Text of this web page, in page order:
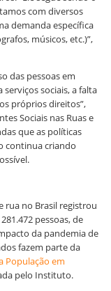
com diversos
demanda específica
músicos, etc.)”,
das pessoas em
serviços sociais, a falta
próprios direitos”,
Sociais nas Ruas e
que as políticas
continua criando
rua no Brasil registrou
pessoas, de
da pandemia de
fazem parte da
População em
pelo Instituto.